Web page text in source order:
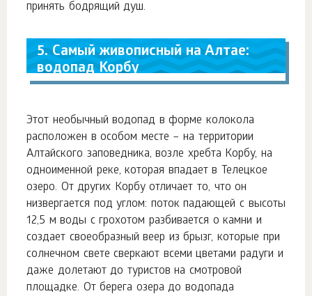
принять бодрящий душ.
5. Самый живописный на Алтае:
водопад Корбу
Этот необычный водопад в форме колокола
расположен в особом месте – на территории
Алтайского заповедника, возле хребта Корбу, на
одноименной реке, которая впадает в Телецкое
озеро. От других Корбу отличает то, что он
низвергается под углом: поток падающей с высоты
12,5 м воды с грохотом разбивается о камни и
создает своеобразный веер из брызг, которые при
солнечном свете сверкают всеми цветами радуги и
даже долетают до туристов на смотровой
площадке. От берега озера до водопада